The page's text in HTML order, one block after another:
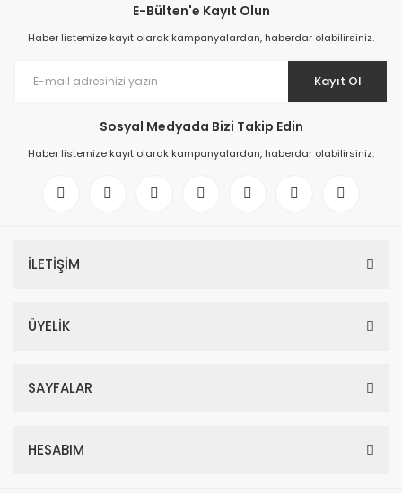
E-Bülten'e Kayıt Olun
Haber listemize kayıt olarak kampanyalardan, haberdar olabilirsiniz.
Kayıt Ol
Sosyal Medyada Bizi Takip Edin
Haber listemize kayıt olarak kampanyalardan, haberdar olabilirsiniz.
İLETİŞİM
ÜYELİK
SAYFALAR
HESABIM